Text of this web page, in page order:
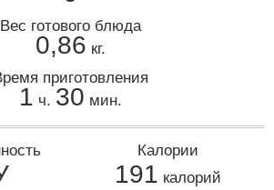
Вес готового блюда
0,86 кг.
приготовления
1 ч. 30 мин.
Калории
191 калорий